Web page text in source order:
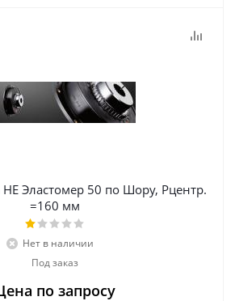
Эластомер 50 по Шору, Рцентр.
=160 мм
Нет в наличии
Под заказ
по запросу